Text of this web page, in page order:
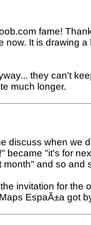
fame!
now. It is drawing a
they can't
much longer.
discuss when we
became "it's for
month" and so and
invitation for the
EspaÃ±a got